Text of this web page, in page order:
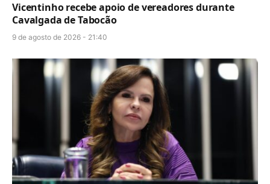
Vicentinho recebe apoio de vereadores durante
Cavalgada de Tabocão
9 de agosto de 2026 - 21:40